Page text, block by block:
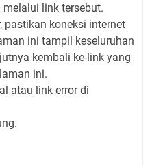
link tersebut.
pastikan koneksi internet
ini tampil keseluruhan
kembali ke-link yang
ini.
atau link error di